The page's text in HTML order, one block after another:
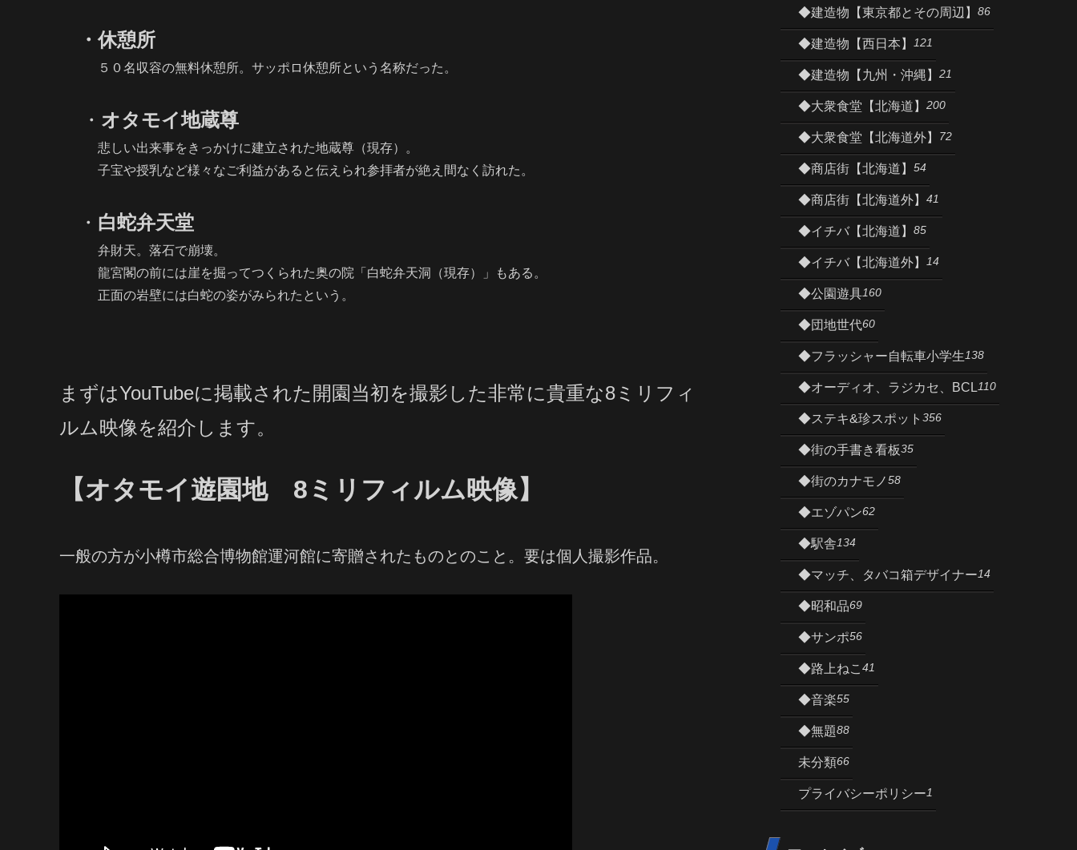
・休憩所
５０名収容の無料休憩所。サッポロ休憩所という名称だった。
・ オタモイ地蔵尊
悲しい出来事をきっかけに建立された地蔵尊（現存）。
子宝や授乳など様々なご利益があると伝えられ参拝者が絶え間なく訪れた。
・ 白蛇弁天堂
弁財天。落石で崩壊。
龍宮閣の前には崖を掘ってつくられた奥の院「白蛇弁天洞（現存）」もある。
正面の岩壁には白蛇の姿がみられたという。
まずはYouTubeに掲載された開園当初を撮影した非常に貴重な8ミリフィ
ルム映像を紹介します。
【オタモイ遊園地 8ミリフィルム映像】
一般の方が小樽市総合博物館運河館に寄贈されたものとのこと。要は個人撮影作品。
◆建造物【東京都とその周辺】 86
◆建造物【西日本】 121
◆建造物【九州・沖縄】 21
◆大衆食堂【北海道】 200
◆大衆食堂【北海道外】 72
◆商店街【北海道】 54
◆商店街【北海道外】 41
◆イチバ【北海道】 85
◆イチバ【北海道外】 14
◆公園遊具160
◆団地世代60
◆フラッシャー自転車小学生138
◆オーディオ、ラジカセ、BCL110
◆ステキ&珍スポット 356
◆街の手書き看板35
◆街のカナモノ58
◆エゾパン62
◆駅舎134
◆マッチ、タバコ箱デザイナー14
◆昭和品69
◆サンポ56
◆路上ねこ 41
◆音楽55
◆無題88
未分類66
プライバシーポリシー1